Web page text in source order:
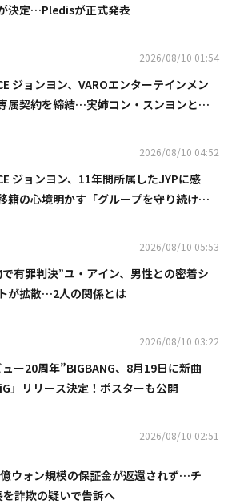
決定…Pledisが正式発表
2026/08/10 01:54
ジョンヨン、VAROエンターテインメン
属契約を締結…実姉コン・スンヨンと同
2026/08/10 04:52
ジョンヨン、11年間所属したJYPに感
籍の心境明かす「グループを守り続け
2026/08/10 05:53
で有罪判決”ユ・アイン、男性との密着シ
が拡散…2人の関係とは
2026/08/10 03:22
ュー20周年”BIGBANG、8月19日に新曲
」リリース決定！ポスターも公開
2026/08/10 02:51
ウォン規模の保証金が返還されず…チ
詐欺の疑いで告訴へ